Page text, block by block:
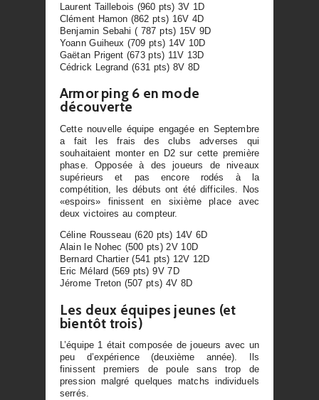
Laurent Taillebois (960 pts) 3V 1D
Clément Hamon (862 pts) 16V 4D
Benjamin Sebahi ( 787 pts) 15V 9D
Yoann Guiheux (709 pts) 14V 10D
Gaëtan Prigent (673 pts) 11V 13D
Cédrick Legrand (631 pts) 8V 8D
Armor ping 6 en mode
découverte
Cette nouvelle équipe engagée en Septembre
a fait les frais des clubs adverses qui
souhaitaient monter en D2 sur cette première
phase. Opposée à des joueurs de niveaux
supérieurs et pas encore rodés à la
compétition, les débuts ont été difficiles. Nos
«espoirs» finissent en sixième place avec
deux victoires au compteur.
Céline Rousseau (620 pts) 14V 6D
Alain le Nohec (500 pts) 2V 10D
Bernard Chartier (541 pts) 12V 12D
Eric Mélard (569 pts) 9V 7D
Jérome Treton (507 pts) 4V 8D
Les deux équipes jeunes (et
bientôt trois)
L’équipe 1 était composée de joueurs avec un
peu d’expérience (deuxième année). Ils
finissent premiers de poule sans trop de
pression malgré quelques matchs individuels
serrés.